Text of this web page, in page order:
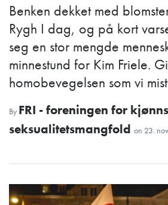
Benken dekket med
Rygh I dag, og på kort
seg en stor mengde
minnestund for Kim Friele.
homobevegelsen som vi
By FRI - foreningen for
seksualitetsmangfold on 23.